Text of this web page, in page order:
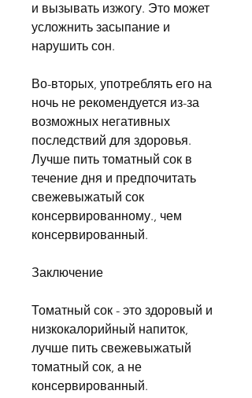
и вызывать изжогу. Это может
усложнить засыпание и
нарушить сон.
Во-вторых, употреблять его на
ночь не рекомендуется из-за
возможных негативных
последствий для здоровья.
Лучше пить томатный сок в
течение дня и предпочитать
свежевыжатый сок
консервированному., чем
консервированный.
Заключение
Томатный сок - это здоровый и
низкокалорийный напиток,
лучше пить свежевыжатый
томатный сок, а не
консервированный.